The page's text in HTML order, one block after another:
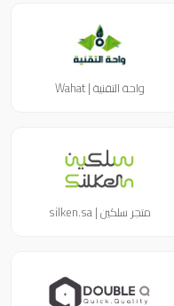
واحة التقنية | Wahat
متجر سلكين | silken.sa